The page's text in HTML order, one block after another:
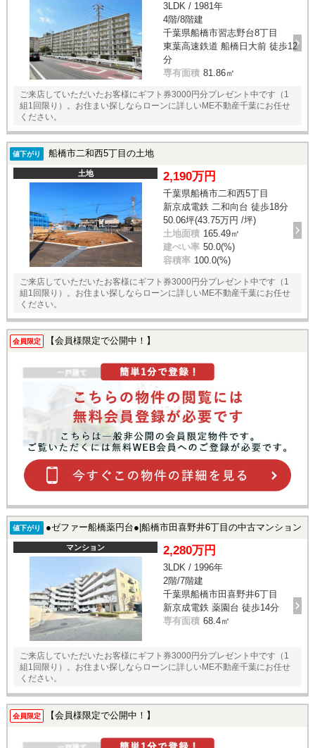
3LDK / 1981年
4階/8階建
千葉県船橋市習志野台8丁目
東葉高速鉄道 船橋日大前 徒歩12
分
専有面積 81.86㎡
ご来店していただいたお客様にギフト券3000円分プレゼント中です（1
組1回限り）。お住まい探しならローンに詳しいME不動産千葉にお任せ
ください。
値下がり 船橋市二和西5丁目の土地
土地 2,190万円
千葉県船橋市二和西5丁目
新京成電鉄 二和向台 徒歩18分
50.06坪(43.75万円 /坪)
土地面積 165.49㎡
建ぺい率 50.0(%)
容積率 100.0(%)
ご来店していただいたお客様にギフト券3000円分プレゼント中です（1
組1回限り）。お住まい探しならローンに詳しいME不動産千葉にお任せ
ください。
会員限定 【会員様限定で公開中！】
値下がり ●ゼファー船橋薬円台●|船橋市田喜野井6丁目の中古マンション
マンション 2,280万円
3LDK / 1996年
2階/7階建
千葉県船橋市田喜野井6丁目
新京成電鉄 薬園台 徒歩14分
専有面積 68.4㎡
ご来店していただいたお客様にギフト券3000円分プレゼント中です（1
組1回限り）。お住まい探しならローンに詳しいME不動産千葉にお任せ
ください。
会員限定 【会員様限定で公開中！】